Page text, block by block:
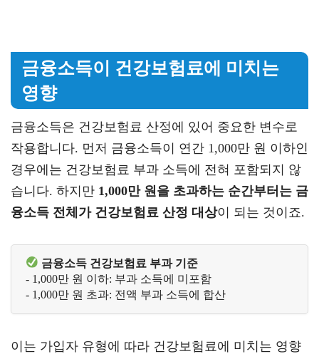
금융소득이 건강보험료에 미치는
영향
금융소득은 건강보험료 산정에 있어 중요한 변수로
작용합니다. 먼저 금융소득이 연간 1,000만 원 이하인
경우에는 건강보험료 부과 소득에 전혀 포함되지 않
습니다. 하지만 1,000만 원을 초과하는 순간부터는 금
융소득 전체가 건강보험료 산정 대상이 되는 것이죠.
금융소득 건강보험료 부과 기준
- 1,000만 원 이하: 부과 소득에 미포함
- 1,000만 원 초과: 전액 부과 소득에 합산
이는 가입자 유형에 따라 건강보험료에 미치는 영향